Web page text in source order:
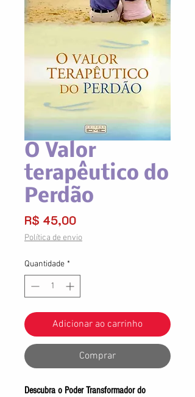
O Valor
terapêutico do
Perdão
R$ 45,00Preço
Política de envio
Quantidade *
Adicionar ao carrinho
Comprar
Descubra o Poder Transformador do